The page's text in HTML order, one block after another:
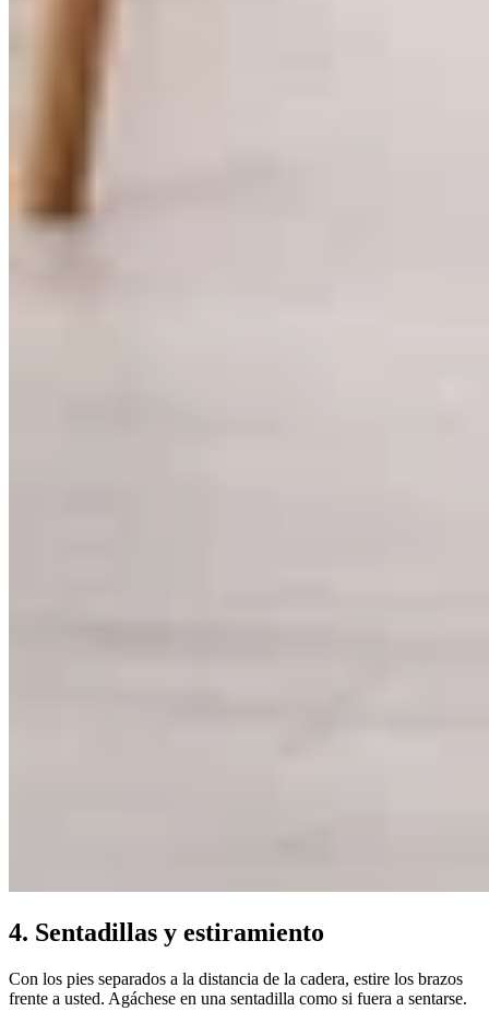
4. Sentadillas y estiramiento
Con los pies separados a la distancia de la cadera, estire los brazos
frente a usted. Agáchese en una sentadilla como si fuera a sentarse.